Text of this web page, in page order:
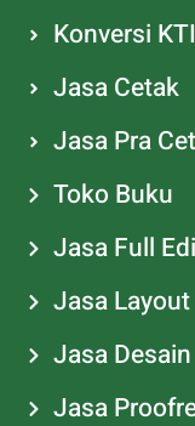
Konversi KTI
Jasa Cetak
Jasa Pra
Toko Buku
Jasa Full
Jasa
Jasa
Jasa